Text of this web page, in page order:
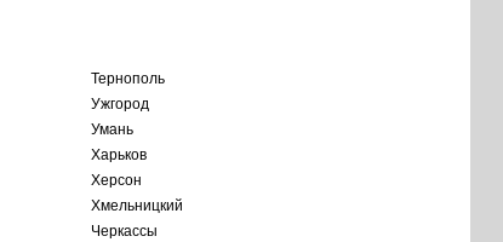
Тернополь
Ужгород
Умань
Харьков
Херсон
Хмельницкий
Черкассы